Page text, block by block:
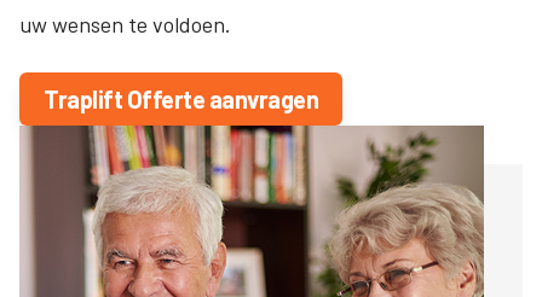
uw wensen te voldoen.
Traplift Offerte aanvragen